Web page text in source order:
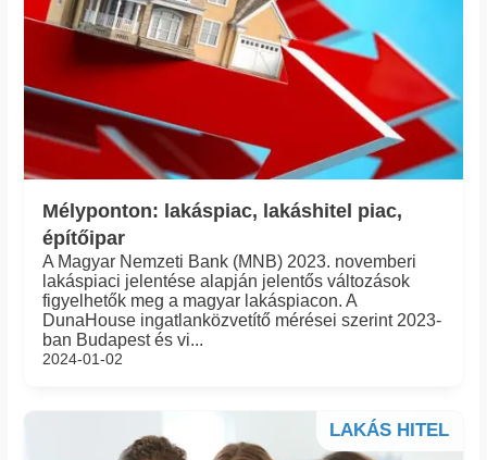
Mélyponton: lakáspiac, lakáshitel piac,
építőipar
A Magyar Nemzeti Bank (MNB) 2023. novemberi
lakáspiaci jelentése alapján jelentős változások
figyelhetők meg a magyar lakáspiacon. A
DunaHouse ingatlanközvetítő mérései szerint 2023-
ban Budapest és vi...
2024-01-02
LAKÁS HITEL